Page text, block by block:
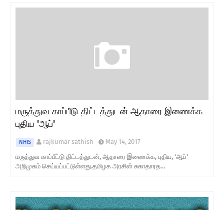
மருத்துவ காப்பீடு திட்டத்துடன் ஆதாரை இணைக்க
புதிய 'ஆப்'
NHIS rajkumar sathish
May 14, 2017
மருத்துவ காப்பீட்டு திட்டத்துடன், ஆதாரை இணைக்க, புதிய, 'ஆப்'
அறிமுகம் செய்யப்பட்டுள்ளது.தமிழக அரசின் சுகாதாரத…